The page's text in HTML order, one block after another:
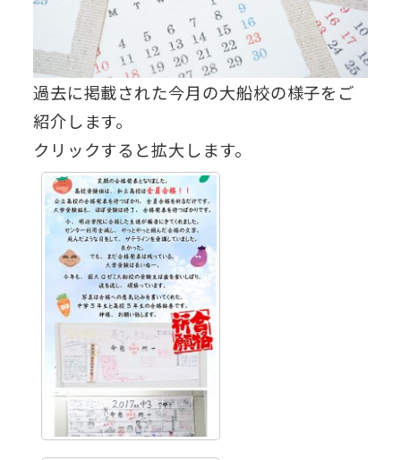
過去に掲載された今月の大船校の様子をご
紹介します。
クリックすると拡大します。